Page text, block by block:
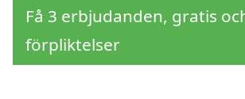
Få 3 erbjudanden, gratis
förpliktelser